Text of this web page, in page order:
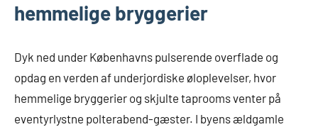
hemmelige bryggerier
Dyk ned under Københavns pulserende overflade og
opdag en verden af underjordiske øloplevelser, hvor
hemmelige bryggerier og skjulte taprooms venter på
eventyrlystne polterabend-gæster. I byens ældgamle